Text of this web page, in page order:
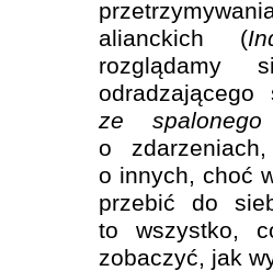
alianckich (
rozglądamy
ze
o
o innych, choć
przebić do
to wszystko,
zobaczyć, jak